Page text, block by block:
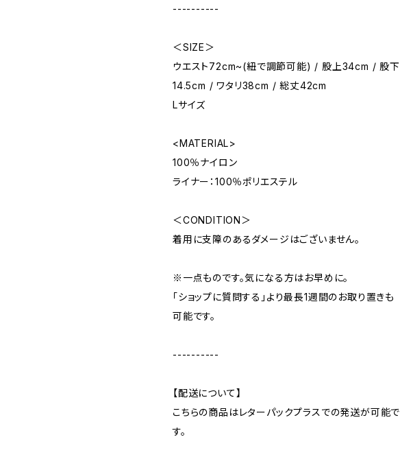
----------
＜SIZE＞
ウエスト72cm~(紐で調節可能) / 股上34cm / 股下
14.5cm / ワタリ38cm / 総丈42cm
Lサイズ
<MATERIAL>
100％ナイロン
ライナー：100％ポリエステル
＜CONDITION＞
着用に支障のあるダメージはございません。
※一点ものです。気になる方はお早めに。
「ショップに質問する」より最長1週間のお取り置きも
可能です。
----------
【配送について】
こちらの商品はレターパックプラスでの発送が可能で
す。